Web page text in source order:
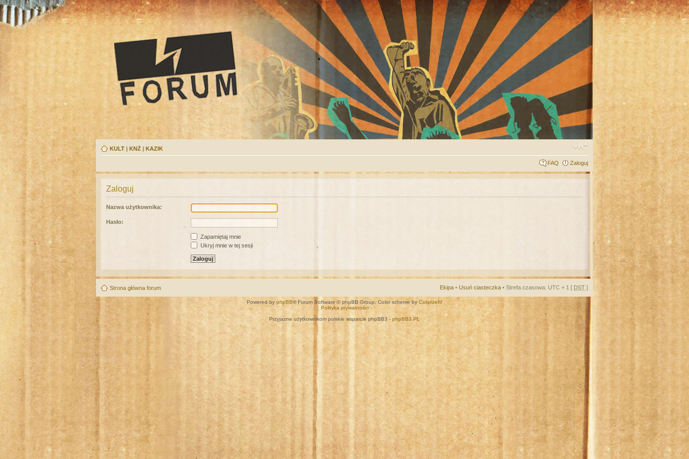
KULT | KNŻ | KAZIK
FAQ Zaloguj
Zaloguj
Nazwa użytkownika:
Hasło:
Zapamiętaj mnie
Ukryj mnie w tej sesji
Strona główna forum Ekipa • Usuń ciasteczka • Strefa czasowa: UTC + 1 [ DST ]
Powered by phpBB® Forum Software © phpBB Group. Color scheme by ColorizeIt!
Polityka prywatności
Przyjazne użytkownikom polskie wsparcie phpBB3 - phpBB3.PL